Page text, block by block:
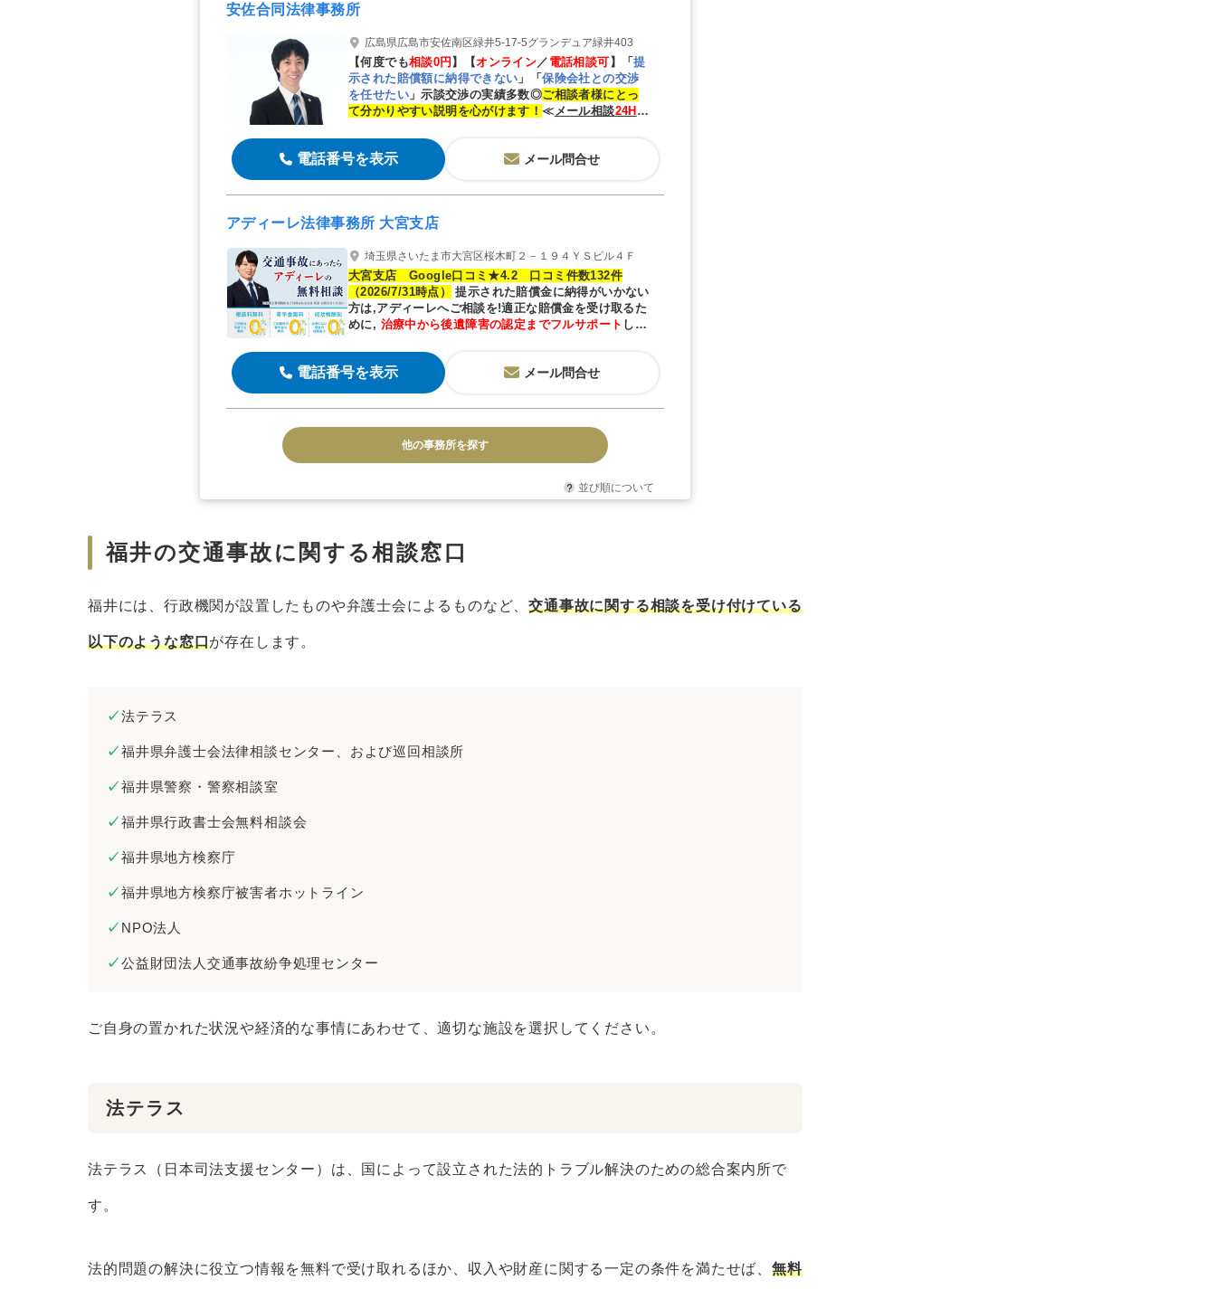
安佐合同法律事務所
広島県広島市安佐南区緑井5-17-5グランデュア緑井403
【何度でも相談0円 】【オンライン／ 電話相談可 】「提
示された賠償額に納得できない 」「保険会社との交渉
を任せたい」示談交渉の実績多数◎ご相談者様にとっ
て分かりやすい説明を心がけます！≪メール相談24H 受
電話番号を表示 メール問合せ
アディーレ法律事務所 大宮支店
埼玉県さいたま市大宮区桜木町２－１９４ＹＳビル４Ｆ
大宮支店 Google口コミ★4.2 口コミ件数132件
（2026/7/31時点）
提示された賠償金に納得がいかない
方は,アディーレへご相談を!適正な賠償金を受け取るた
めに, 治療中から後遺障害の認定までフルサポート しま
電話番号を表示 メール問合せ
他の事務所を探す
並び順について
福井の交通事故に関する相談窓口
福井には、行政機関が設置したものや弁護士会によるものなど、交通事故に関する相談を受け付けている
以下のような窓口が存在します。
法テラス
福井県弁護士会法律相談センター、および巡回相談所
福井県警察・警察相談室
福井県行政書士会無料相談会
福井県地方検察庁
福井県地方検察庁被害者ホットライン
NPO法人
公益財団法人交通事故紛争処理センター
ご自身の置かれた状況や経済的な事情にあわせて、適切な施設を選択してください。
法テラス
法テラス（日本司法支援センター）は、国によって設立された法的トラブル解決のための総合案内所で
す。
法的問題の解決に役立つ情報を無料で受け取れるほか、収入や財産に関する一定の条件を満たせば、 無料